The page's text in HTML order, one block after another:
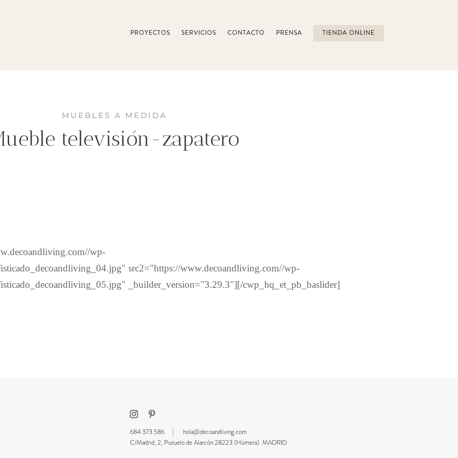
PROYECTOS SERVICIOS CONTACTO PRENSA TIENDA ONLINE
MUEBLES A MEDIDA
televisión-zapatero
wp-
src2="https://www.decoandliving.com//wp-
_builder_version="3.29.3"][/cwp_hq_et_pb_baslider]
684 373 586 | hola@decoandliving.com
C/Madrid, 2, Pozuelo de Alarcón 28223 (Húmera) MADRID